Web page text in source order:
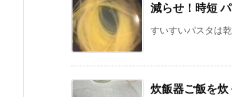
減らせ！時短
すいすいパスタは
炊飯器ご飯を